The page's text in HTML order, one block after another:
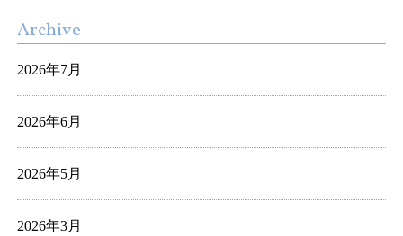
Archive
2026年7月
2026年6月
2026年5月
2026年3月